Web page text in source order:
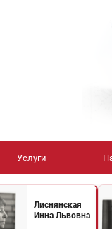
Услуги
Лиснянская
Инна Львовна